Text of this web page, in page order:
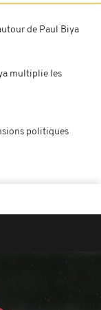
de Paul Biya
multiplie les
politiques